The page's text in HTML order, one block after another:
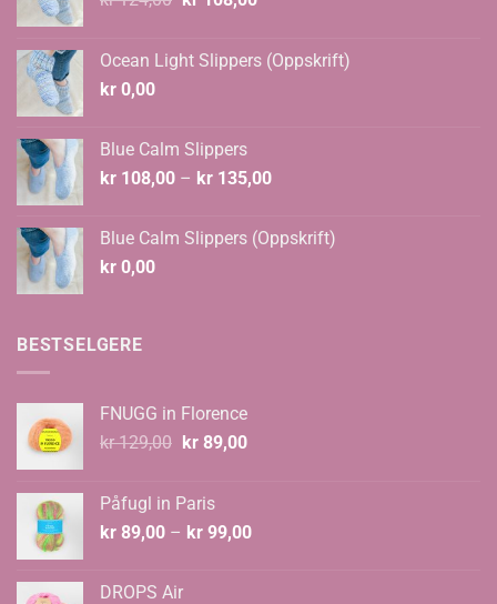
kr 124,00.kr 108,00.
Ocean Light Slippers (Oppskrift)
kr 0,00
Blue Calm Slippers
kr 108,00 – kr 135,00Prisområde:
kr 135,00
Blue Calm Slippers (Oppskrift)
kr 0,00
BESTSELGERE
FNUGG in Florence
kr129,00 Opprinnelig
kr 129,00.
kr89,00Nåværende
Påfugl in Paris
kr 89,00 – kr 99,00Prisområde:
DROPS Air